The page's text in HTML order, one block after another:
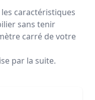
caractéristiques
sans tenir
carré de votre
par la suite.